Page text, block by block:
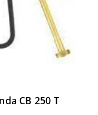
CB 250 T